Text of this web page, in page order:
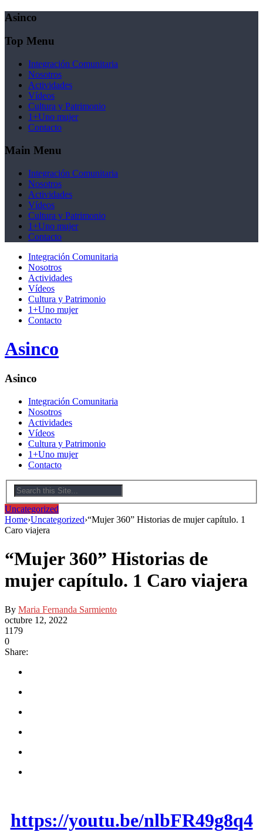
Asinco
Top Menu
Integración Comunitaria
Nosotros
Actividades
Vídeos
Cultura y Patrimonio
1+Uno mujer
Contacto
Main Menu
Integración Comunitaria
Nosotros
Actividades
Vídeos
Cultura y Patrimonio
1+Uno mujer
Contacto
Integración Comunitaria
Nosotros
Actividades
Vídeos
Cultura y Patrimonio
1+Uno mujer
Contacto
Asinco
Asinco
Integración Comunitaria
Nosotros
Actividades
Vídeos
Cultura y Patrimonio
1+Uno mujer
Contacto
Uncategorized
Home›Uncategorized›“Mujer 360” Historias de mujer capítulo. 1
Caro viajera
“Mujer 360” Historias de
mujer capítulo. 1 Caro viajera
By Maria Fernanda Sarmiento
octubre 12, 2022
1179
0
Share:
https://youtu.be/nlbFR49g8q4